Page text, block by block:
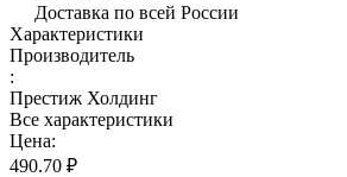
Доставка по всей России
Характеристики
Производитель
:
Престиж Холдинг
Все характеристики
Цена:
490.70 ₽